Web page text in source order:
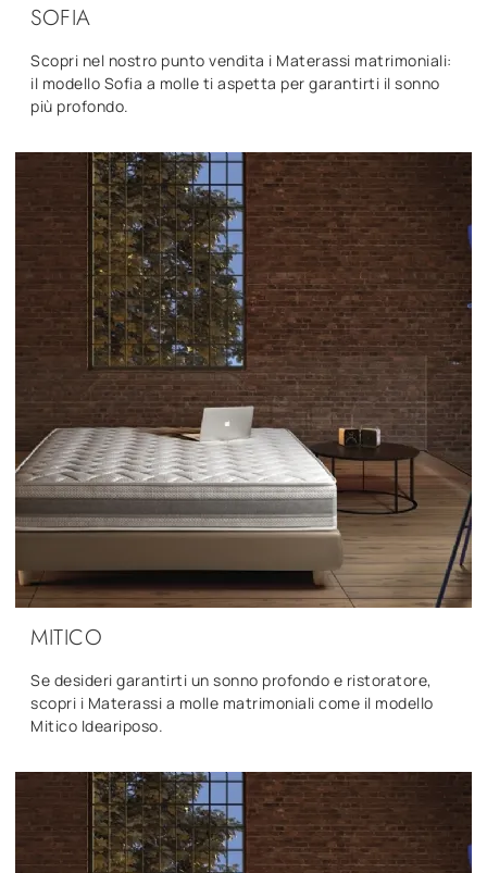
SOFIA
Scopri nel nostro punto vendita i Materassi matrimoniali:
il modello Sofia a molle ti aspetta per garantirti il sonno
più profondo.
MITICO
Se desideri garantirti un sonno profondo e ristoratore,
scopri i Materassi a molle matrimoniali come il modello
Mitico Ideariposo.